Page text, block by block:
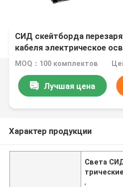
СИД скейтборда
кабеля электрическое
люмена IP66
MOQ：100 комплектов
Лучшая цена
Характер продукции
Света
трические
,